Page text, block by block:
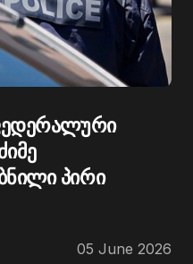
პირი
05 June 2026